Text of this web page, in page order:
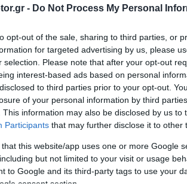
- Do Not Process My Personal
opt-out of the sale, sharing to third parties, or
for targeted advertising by us, please
selection. Please note that after your opt-out
interest-based ads based on personal
to third parties prior to your opt-out.
of your personal information by third
This information may also be disclosed by us to
Participants that may further disclose it to other
that this website/app uses one or more Google
but not limited to your visit or usage
to Google and its third-party tags to use your
consent section.